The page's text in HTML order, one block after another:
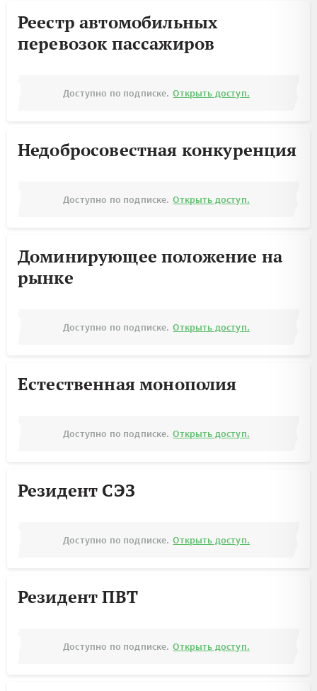
Реестр автомобильных
перевозок пассажиров
Доступно по подписке. Открыть доступ.
Недобросовестная конкуренция
Доступно по подписке. Открыть доступ.
Доминирующее положение на
рынке
Доступно по подписке. Открыть доступ.
Естественная монополия
Доступно по подписке. Открыть доступ.
Резидент СЭЗ
Доступно по подписке. Открыть доступ.
Резидент ПВТ
Доступно по подписке. Открыть доступ.